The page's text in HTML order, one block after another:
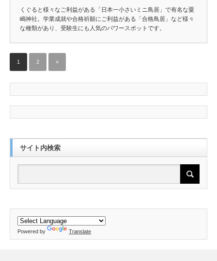
くぐると様々なご利益がある「日本一小さいミニ鳥居」で有名な粟
嶋神社。学業成就や合格祈願にご利益がある「合格鳥居」など様々
な種類があり、受験生にも人気のパワースポットです。
1 2 »
サイト内検索
Powered by Translate